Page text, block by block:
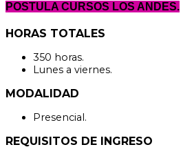
POSTULA CURSOS LOS ANDES.
HORAS TOTALES
350 horas.
Lunes a viernes.
MODALIDAD
Presencial.
REQUISITOS DE INGRESO